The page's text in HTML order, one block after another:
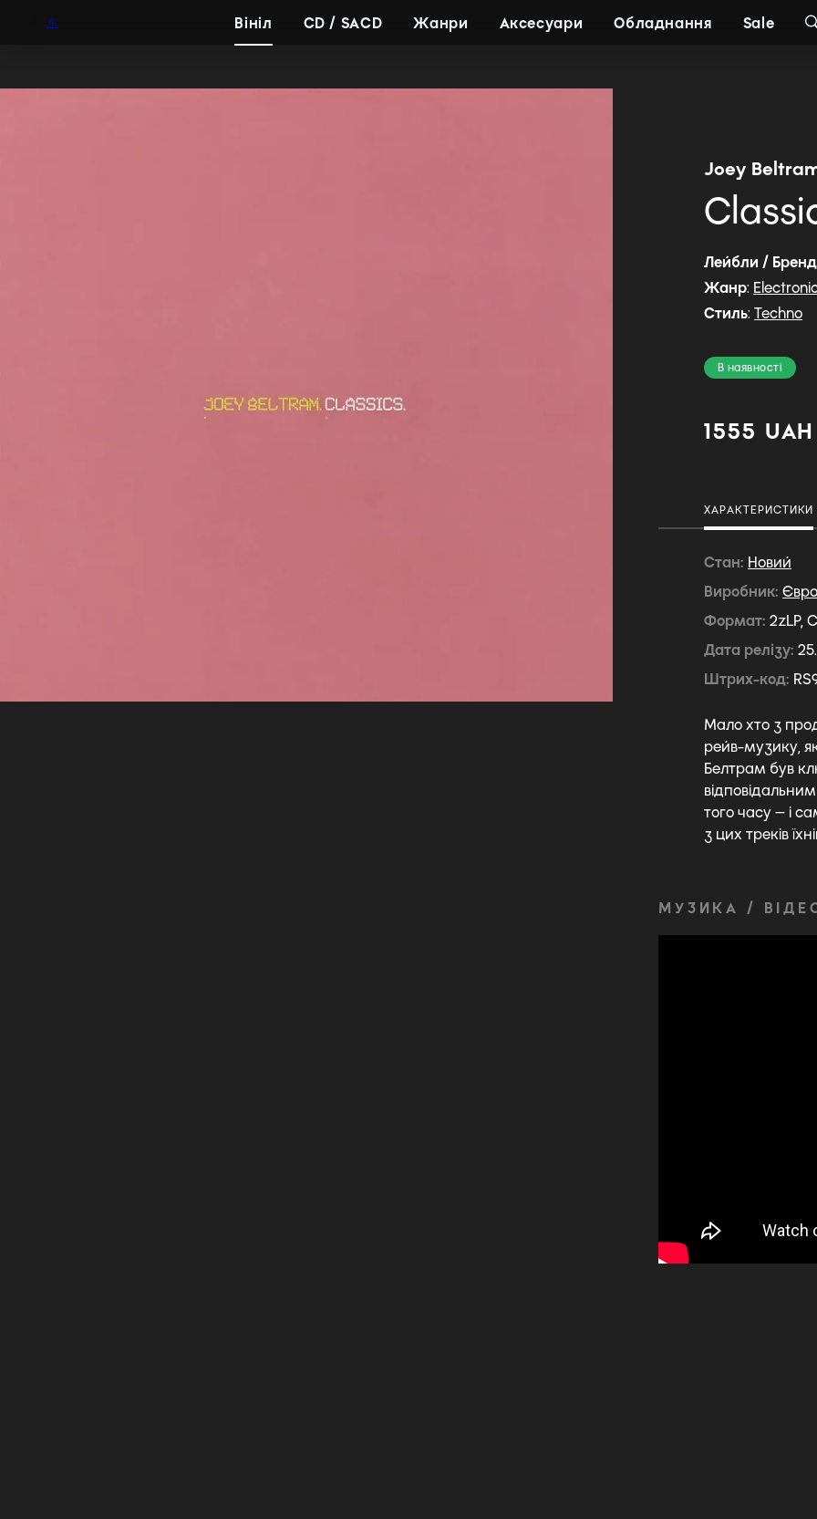
Вініл CD / SACD Жанри Аксесуари Обладнання Sale
Joey
Лейбли /
Жанр:
Стиль: Techno
В наявності
1555 UAH
ХАРАКТЕРИСТИКИ
Стан Новий
Виробник
Формат 2zLP,
Дата релізу
Штрих-код
Мало хто з
рейв-музику,
Белтрам був
того часу — і
з цих треків
МУЗИКА /